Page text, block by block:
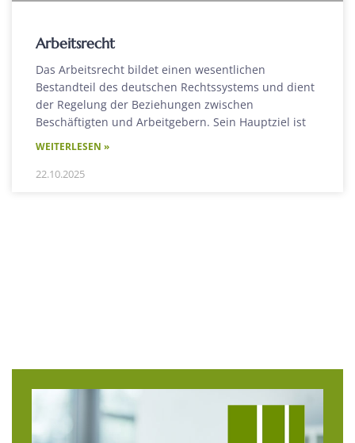
Arbeitsrecht
Das Arbeitsrecht bildet einen wesentlichen
Bestandteil des deutschen Rechtssystems und dient
der Regelung der Beziehungen zwischen
Beschäftigten und Arbeitgebern. Sein Hauptziel ist
WEITERLESEN »
22.10.2025